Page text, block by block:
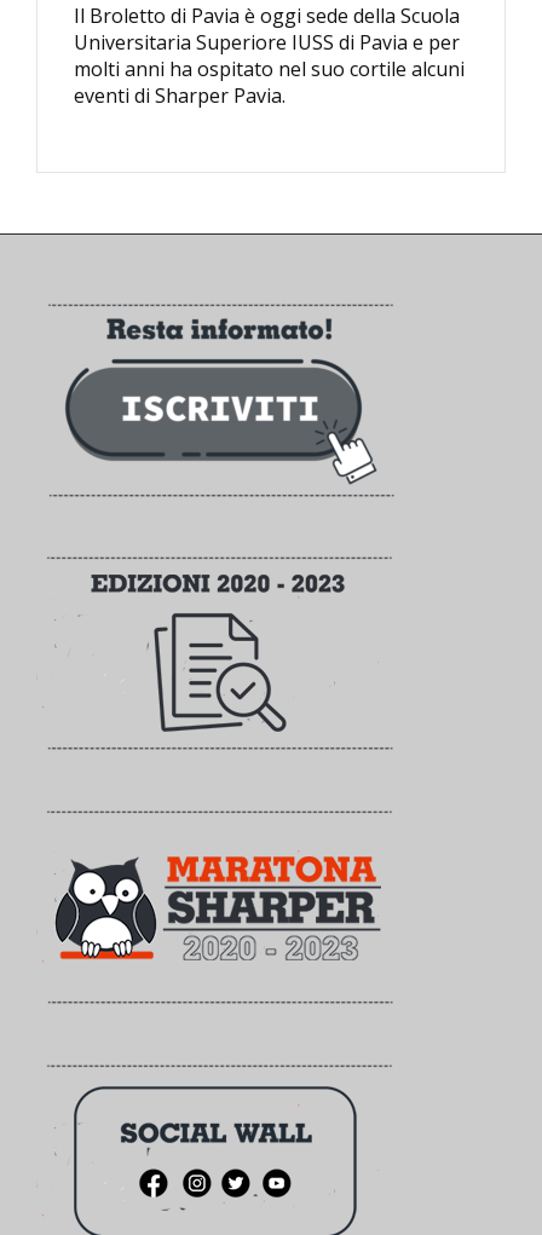
Il Broletto di Pavia è oggi sede della Scuola
Universitaria Superiore IUSS di Pavia e per
molti anni ha ospitato nel suo cortile alcuni
eventi di Sharper Pavia.